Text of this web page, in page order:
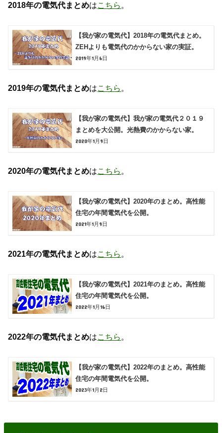
2018年の電気代まとめはこちら 。
【我が家の電気代】2018年の電気代まとめ。
ZEHよりも電気代のかからない家の実証。
2019年1月6日
2019年の電気代まとめはこちら 。
【我が家の電気代】我が家の電気代２０１９
まとめを大公開。光熱費のかからない家。
2020年1月9日
2020年の電気代まとめはこちら 。
【我が家の電気代】2020年のまとめ。高性能
住宅の年間電気代を公開。
2021年1月9日
2021年の電気代まとめはこちら 。
【我が家の電気代】2021年のまとめ。高性能
住宅の年間電気代を公開。
2022年1月16日
2022年の電気代まとめはこちら 。
【我が家の電気代】2022年のまとめ。高性能
住宅の年間電気代を公開。
2023年1月2日